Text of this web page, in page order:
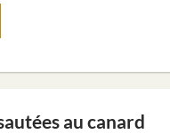
au canard